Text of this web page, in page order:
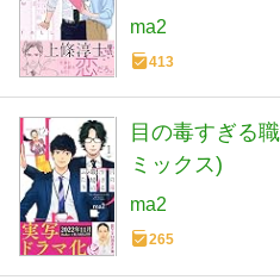
ma2
413
目の毒すぎる
ミックス)
ma2
265